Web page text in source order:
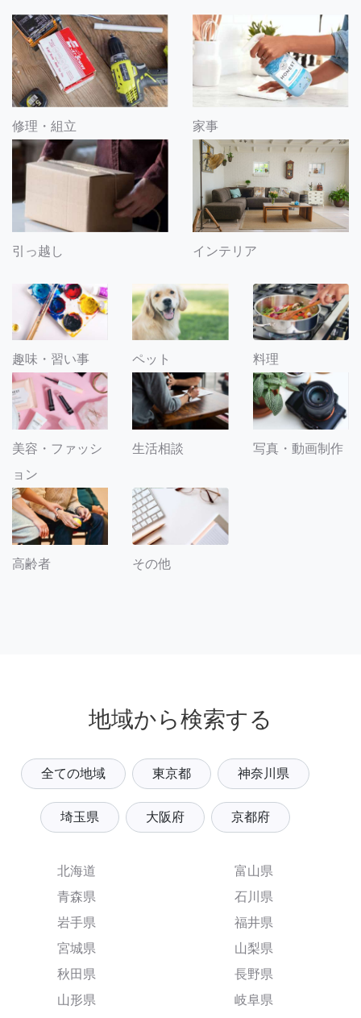
修理・組立 家事
引っ越し インテリア
趣味・習い事 ペット 料理
美容・ファッシ
ョン
生活相談 写真・動画制作
高齢者 その他
地域から検索する
全ての地域 東京都 神奈川県
埼玉県 大阪府 京都府
北海道
青森県
岩手県
宮城県
秋田県
山形県
富山県
石川県
福井県
山梨県
長野県
岐阜県